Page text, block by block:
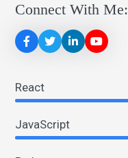
Connect With Me:
React
JavaScript